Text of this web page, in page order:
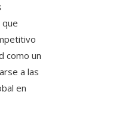
como un
a las
en